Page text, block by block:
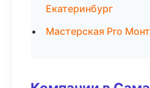
Екатеринбург
Мастерская Pro